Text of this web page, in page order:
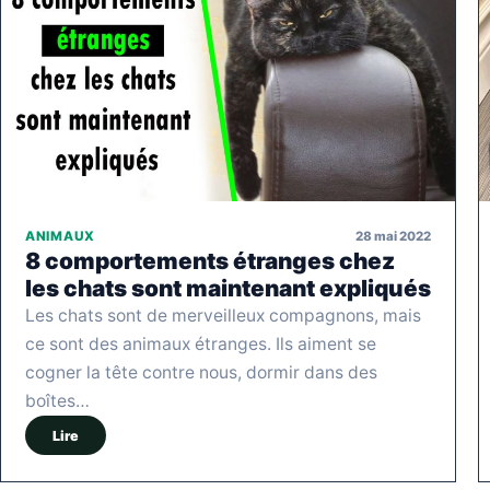
ANIMAUX 28 mai 2022
8 comportements étranges chez
les chats sont maintenant expliqués
Les chats sont de merveilleux compagnons, mais
ce sont des animaux étranges. Ils aiment se
cogner la tête contre nous, dormir dans des
boîtes…
Lire